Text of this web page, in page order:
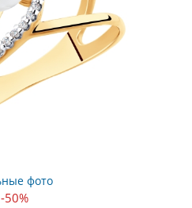
фото
-50%